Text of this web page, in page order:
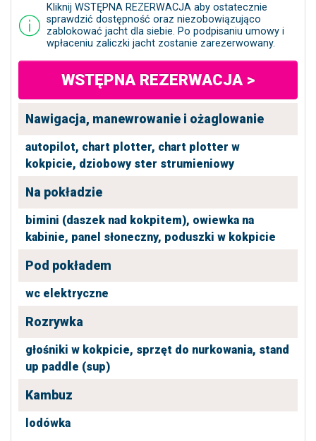
Kliknij WSTĘPNA REZERWACJA aby ostatecznie
sprawdzić dostępność oraz niezobowiązująco
zablokować jacht dla siebie. Po podpisaniu umowy i
wpłaceniu zaliczki jacht zostanie zarezerwowany.
WSTĘPNA REZERWACJA >
Nawigacja, manewrowanie i ożaglowanie
autopilot, chart plotter, chart plotter w
kokpicie, dziobowy ster strumieniowy
Na pokładzie
bimini (daszek nad kokpitem), owiewka na
kabinie, panel słoneczny, poduszki w kokpicie
Pod pokładem
wc elektryczne
Rozrywka
głośniki w kokpicie, sprzęt do nurkowania, stand
up paddle (sup)
Kambuz
lodówka